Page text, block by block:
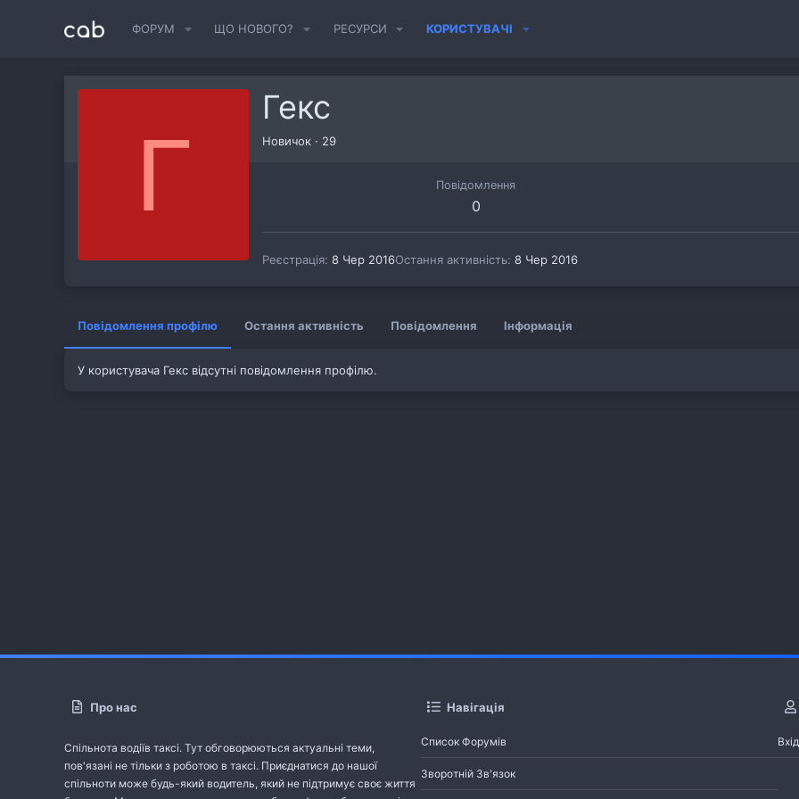
ФОРУМ ЩО НОВОГО? РЕСУРСИ КОРИСТУВАЧІ
Г
Гекс
Новичок · 29
Повідомлення
0
Реєстрація 8 Чер 2016Остання активність 8 Чер 2016
Повідомлення профілю Остання активність Повідомлення Інформація
У користувача Гекс відсутні повідомлення профілю.
Про нас
Спільнота водіїв таксі. Тут обговорюються актуальні теми,
пов'язані не тільки з роботою в таксі. Приєднатися до нашої
спільноти може будь-який водитель, який не підтримує своє життя
Навігація
Список Форумів
Зворотній Зв'язок
Вхід